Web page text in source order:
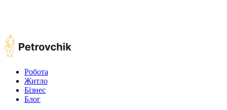
Робота
Житло
Бізнес
Блог